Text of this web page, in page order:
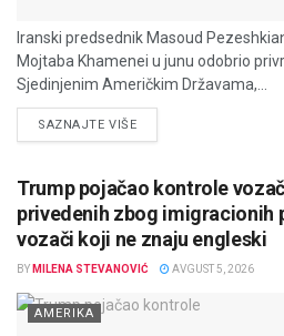
Iranski predsednik Masoud
Mojtaba Khamenei u junu odobrio
Sjedinjenim Američkim Državama,...
SAZNAJTE VIŠEDETAILS
Trump pojačao kontrole
privedenih zbog imigracionih
vozači koji ne znaju engleski
BY MILENA STEVANOVIĆ AVGUST 5, 2026
AMERIKA